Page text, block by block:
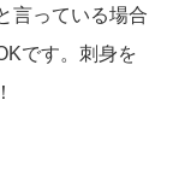
言っている場合
です。刺身を